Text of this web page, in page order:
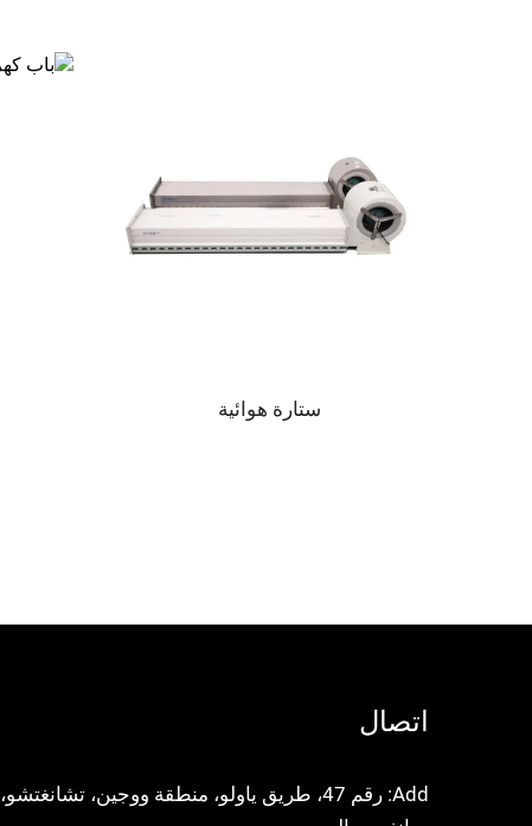
ستارة هوائية
اتصال
Add: رقم 47، طريق ياولو، منطقة ووجين، تشانغتشو،